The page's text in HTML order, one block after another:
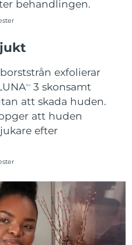
behandlingen.
exfolierar
TM
3 skonsamt
att skada huden.
att huden
efter
Förväntad leverans8/9/26